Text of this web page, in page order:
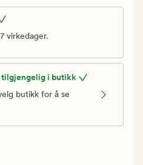
virkedager.
tilgjengelig i butikk
butikk for å se